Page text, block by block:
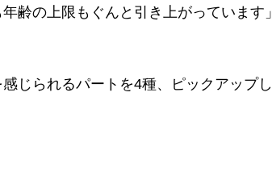
齢の上限もぐんと引き上がっています」
じられるパートを4種、ピックアップし